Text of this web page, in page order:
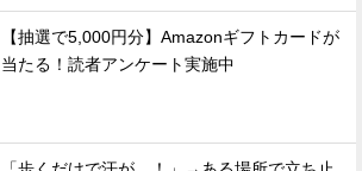
【抽選で5,000円分】Amazonギフトカードが
当たる！読者アンケート実施中